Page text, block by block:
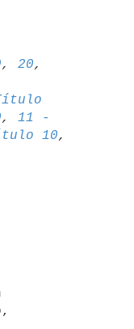
, 20,
, 11 -
10